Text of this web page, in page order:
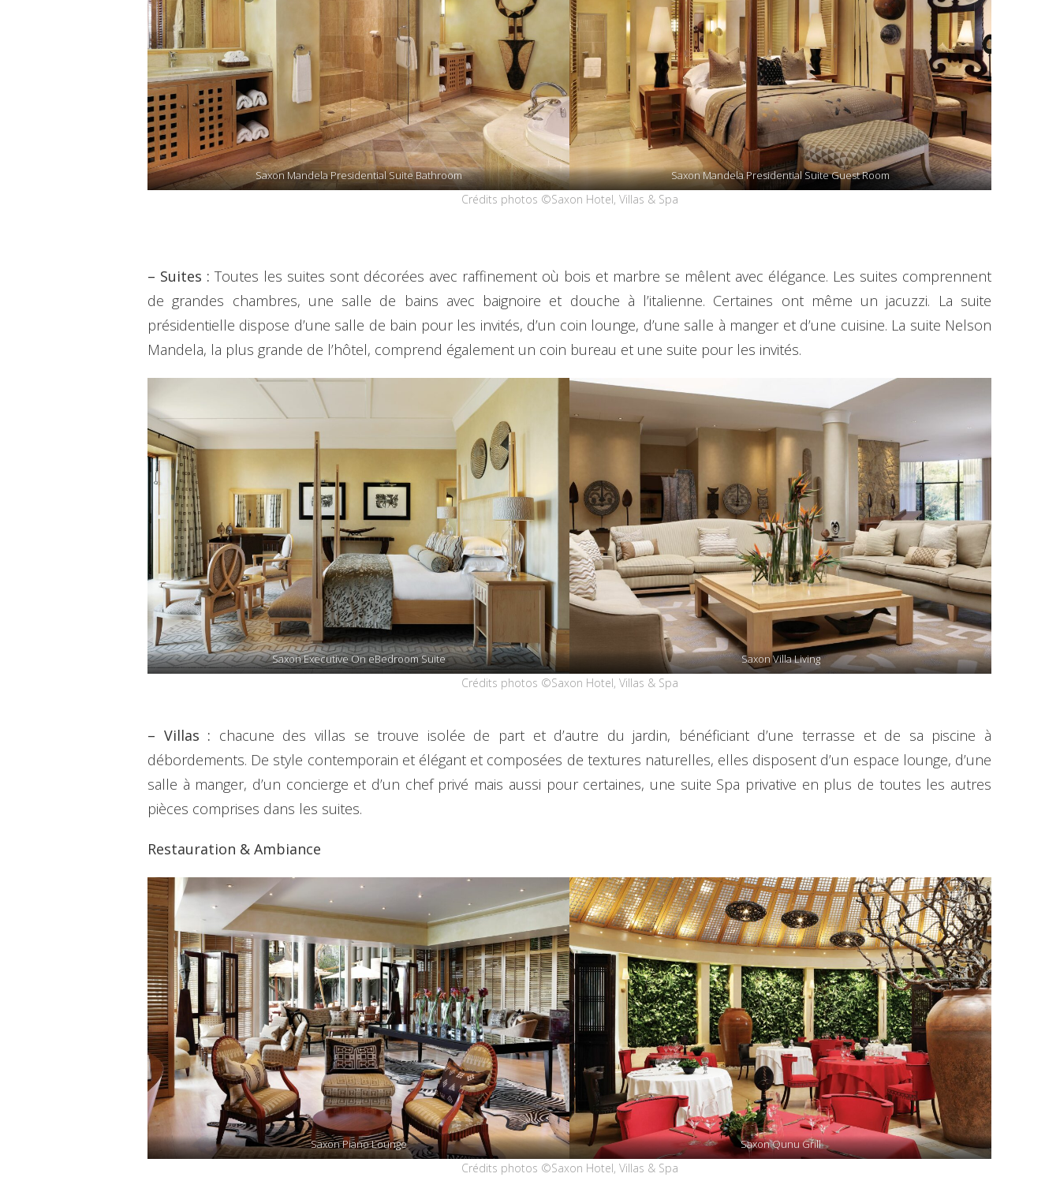
Saxon Mandela Presidential Suite Bathroom Saxon Mandela Presidential Suite Guest Room
Crédits photos ©Saxon Hotel, Villas & Spa
– Suites : Toutes les suites sont décorées avec raffinement où bois et marbre se mêlent avec élégance. Les suites comprennent
de grandes chambres, une salle de bains avec baignoire et douche à l’italienne. Certaines ont même un jacuzzi. La suite
présidentielle dispose d’une salle de bain pour les invités, d’un coin lounge, d’une salle à manger et d’une cuisine. La suite Nelson
Mandela, la plus grande de l’hôtel, comprend également un coin bureau et une suite pour les invités.
Saxon Executive On eBedroom Suite Saxon Villa Living
Crédits photos ©Saxon Hotel, Villas & Spa
– Villas : chacune des villas se trouve isolée de part et d’autre du jardin, bénéficiant d’une terrasse et de sa piscine à
débordements. De style contemporain et élégant et composées de textures naturelles, elles disposent d’un espace lounge, d’une
salle à manger, d’un concierge et d’un chef privé mais aussi pour certaines, une suite Spa privative en plus de toutes les autres
pièces comprises dans les suites.
Restauration & Ambiance
Saxon Piano Lounge Saxon Qunu Grill
Crédits photos ©Saxon Hotel, Villas & Spa